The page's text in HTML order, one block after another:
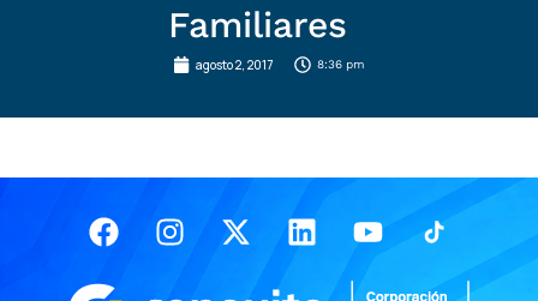
Familiares
agosto 2, 2017 8:36 pm
FacebookInstagram
X-
twitter
LinkedinYoutube